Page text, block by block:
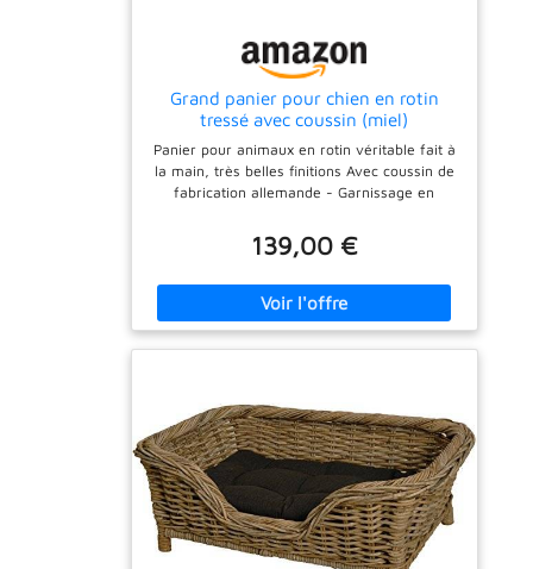
Grand panier pour chien en rotin
tressé avec coussin (miel)
Panier pour animaux en rotin véritable fait à
la main, très belles finitions Avec coussin de
fabrication allemande - Garnissage en
Profondeur : environ 58 cm - Hauteur :
environ 31 cm - Surface de couchage :
bas pour une meilleure ventilation
Parfaitement assorti aux meubles couleur
139,00 €